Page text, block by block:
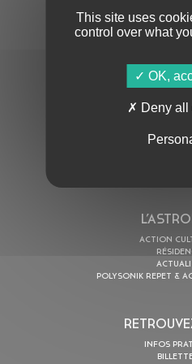
En cochant cette case, j’accepte la
AU
ACTION
POLYSONIK REPET &
INFOS
This site uses
control over what
OK,
Deny